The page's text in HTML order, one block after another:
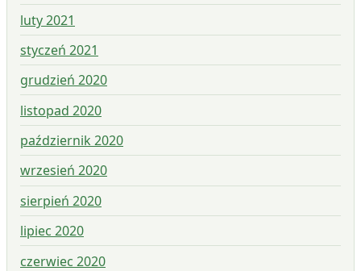
luty 2021
styczeń 2021
grudzień 2020
listopad 2020
październik 2020
wrzesień 2020
sierpień 2020
lipiec 2020
czerwiec 2020